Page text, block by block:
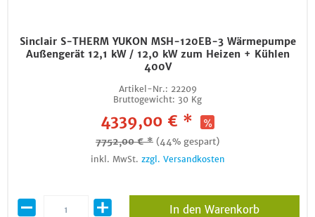
Sinclair S-THERM YUKON MSH-120EB-3 Wärmepumpe
Außengerät 12,1 kW / 12,0 kW zum Heizen + Kühlen
400V
Artikel-Nr.: 22209
Bruttogewicht: 30 Kg
4339,00 € *
7752,00 € * (44% gespart)
inkl. MwSt. zzgl. Versandkosten
In den Warenkorb